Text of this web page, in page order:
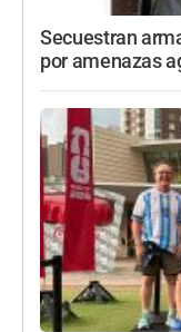
Secuestran
por amenazas